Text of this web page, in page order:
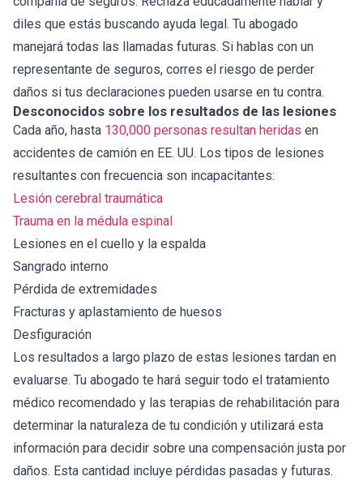
diles que estás buscando ayuda legal. Tu abogado
manejará todas las llamadas futuras. Si hablas con un
representante de seguros, corres el riesgo de perder
daños si tus declaraciones pueden usarse en tu contra.
Desconocidos sobre los resultados de las lesiones
Cada año, hasta 130,000 personas resultan heridas en
accidentes de camión en EE. UU. Los tipos de lesiones
resultantes con frecuencia son incapacitantes:
Lesión cerebral traumática
Trauma en la médula espinal
Lesiones en el cuello y la espalda
Sangrado interno
Pérdida de extremidades
Fracturas y aplastamiento de huesos
Desfiguración
Los resultados a largo plazo de estas lesiones tardan en
evaluarse. Tu abogado te hará seguir todo el tratamiento
médico recomendado y las terapias de rehabilitación para
determinar la naturaleza de tu condición y utilizará esta
información para decidir sobre una compensación justa por
daños. Esta cantidad incluye pérdidas pasadas y futuras.